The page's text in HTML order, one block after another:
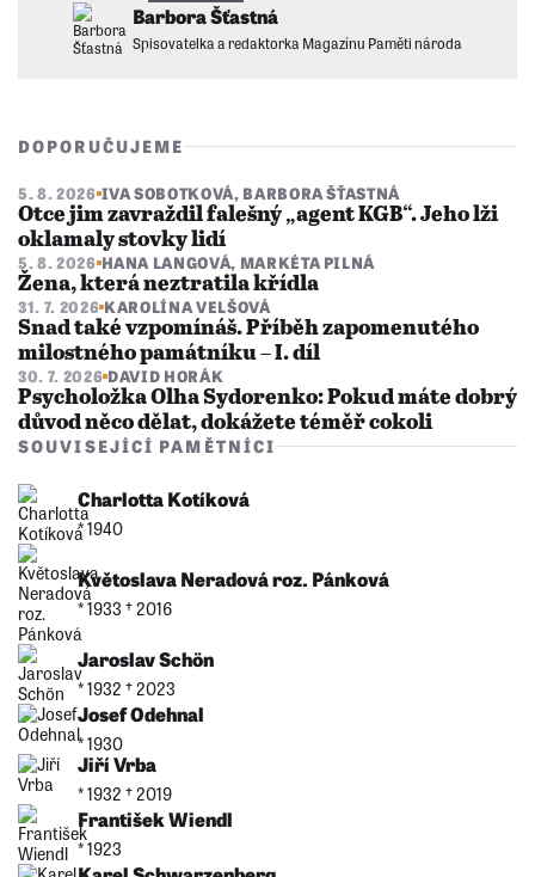
Barbora Šťastná
Spisovatelka a redaktorka Magazínu Paměti národa
DOPORUČUJEME
5. 8. 2026 IVA SOBOTKOVÁ, BARBORA ŠŤASTNÁ
Otce jim zavraždil falešný „agent KGB“. Jeho lži
oklamaly stovky lidí
5. 8. 2026 HANA LANGOVÁ, MARKÉTA PILNÁ
Žena, která neztratila křídla
31. 7. 2026 KAROLÍNA VELŠOVÁ
Snad také vzpomínáš. Příběh zapomenutého
milostného památníku – I. díl
30. 7. 2026 DAVID HORÁK
Psycholožka Olha Sydorenko: Pokud máte dobrý
důvod něco dělat, dokážete téměř cokoli
SOUVISEJÍCÍ PAMĚTNÍCI
Charlotta Kotíková
* 1940
Květoslava Neradová roz. Pánková
* 1933 †︎ 2016
Jaroslav Schön
* 1932 †︎ 2023
Josef Odehnal
* 1930
Jiří Vrba
* 1932 †︎ 2019
František Wiendl
* 1923